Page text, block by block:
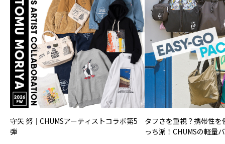
守矢 努｜CHUMSアーティストコラボ第5
弾
タフさを重視？携帯性
っち派！CHUMSの軽量